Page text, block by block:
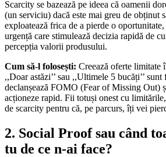
Scarcity se bazează pe ideea că oamenii
(un serviciu) dacă este mai greu de obținut
exploatează frica de a pierde o
urgență care stimulează decizia rapidă de
percepția valorii produsului.
Cum să-l folosești: Creează oferte limitate
,,Doar astăzi’’ sau ,,Ultimele 5 bucăți’’
declanșează FOMO (Fear of Missing Out)
acționeze rapid. Fii totuși onest cu
de scarcity pentru că, pe parcurs, îți vei
2. Social Proof sau când
tu de ce n-ai face?